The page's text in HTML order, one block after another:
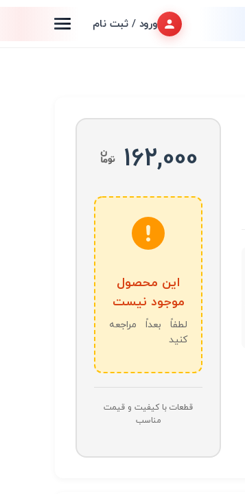
ورود / ثبت نام
162,000
این محصول
موجود نیست
لطفاً بعداً مراجعه
کنید
قطعات با کیفیت و قیمت
مناسب